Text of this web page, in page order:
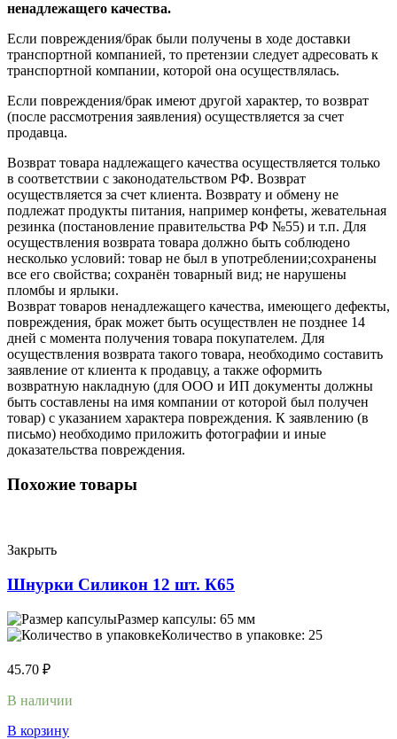
ненадлежащего качества.
Если повреждения/брак были получены в ходе доставки
транспортной компанией, то претензии следует адресовать к
транспортной компании, которой она осуществлялась.
Если повреждения/брак имеют другой характер, то возврат
(после рассмотрения заявления) осуществляется за счет
продавца.
Возврат товара надлежащего качества осуществляется только
в соответствии с законодательством РФ. Возврат
осуществляется за счет клиента. Возврату и обмену не
подлежат продукты питания, например конфеты, жевательная
резинка (постановление правительства РФ №55) и т.п. Для
осуществления возврата товара должно быть соблюдено
несколько условий: товар не был в употреблении;сохранены
все его свойства; сохранён товарный вид; не нарушены
пломбы и ярлыки.
Возврат товаров ненадлежащего качества, имеющего дефекты,
повреждения, брак может быть осуществлен не позднее 14
дней с момента получения товара покупателем. Для
осуществления возврата такого товара, необходимо составить
заявление от клиента к продавцу, а также оформить
возвратную накладную (для ООО и ИП документы должны
быть составлены на имя компании от которой был получен
товар) с указанием характера повреждения. К заявлению (в
письмо) необходимо приложить фотографии и иные
доказательства повреждения.
Похожие товары
Закрыть
Шнурки Силикон 12 шт. К65
Размер капсулы: 65 мм
Количество в упаковке: 25
45.70 ₽
В наличии
В корзину